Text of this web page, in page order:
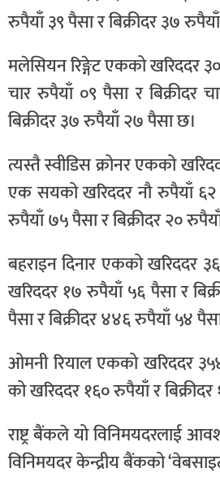
रुपैयाँ ३९ पैसा र बिक्रीदर ३७
मलेसियन रिङ्गेट एकको खरिददर
चार रुपैयाँ ०९ पैसा र बिक्रीदर
बिक्रीदर ३७ रुपैयाँ २७ पैसा छ।
त्यस्तै स्वीडिस क्रोनर एकको
एक सयको खरिददर नौ रुपैयाँ ६२
रुपैयाँ ७५ पैसा र बिक्रीदर २०
बहराइन दिनार एकको खरिददर
खरिददर १७ रुपैयाँ ५६ पैसा र
पैसा र बिक्रीदर ४४६ रुपैयाँ ५४
ओमनी रियाल एकको खरिददर
को खरिददर १६० रुपैयाँ र
राष्ट्र बैंकले यो विनिमयदरलाई
विनिमयदर केन्द्रीय बैंकको